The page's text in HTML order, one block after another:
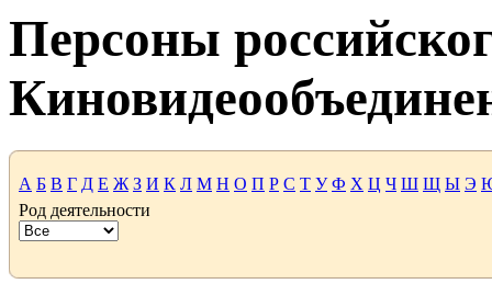
Персоны
А Б В Г Д Е Ж З И К Л М Н О П Р С Т У Ф Х Ц Ч Ш Щ Ы Э
Род деятельности